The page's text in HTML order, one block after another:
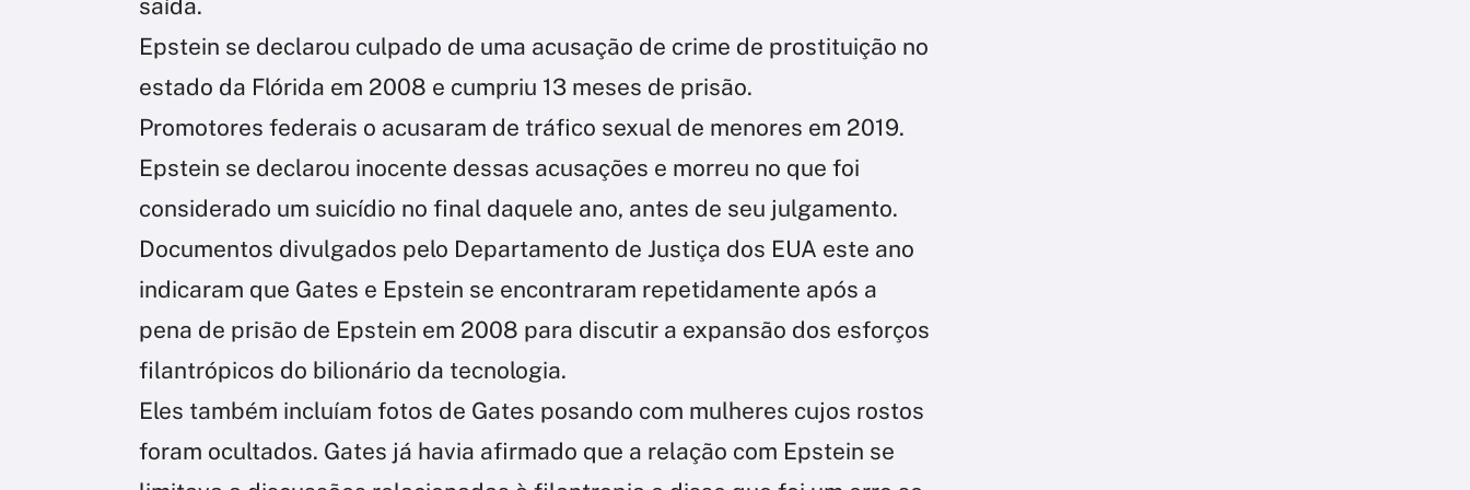
saída.
Epstein se declarou culpado de uma acusação de crime de prostituição no
estado da Flórida em 2008 e cumpriu 13 meses de prisão.
Promotores federais o acusaram de tráfico sexual de menores em 2019.
Epstein se declarou inocente dessas acusações e morreu no que foi
considerado um suicídio no final daquele ano, antes de seu julgamento.
Documentos divulgados pelo Departamento de Justiça dos EUA este ano
indicaram que Gates e Epstein se encontraram repetidamente após a
pena de prisão de Epstein em 2008 para discutir a expansão dos esforços
filantrópicos do bilionário da tecnologia.
Eles também incluíam fotos de Gates posando com mulheres cujos rostos
foram ocultados. Gates já havia afirmado que a relação com Epstein se